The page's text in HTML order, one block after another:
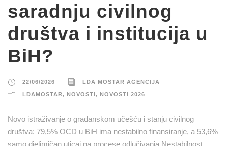
saradnju civilnog
društva i institucija u
BiH?
22/06/2026 LDA MOSTAR AGENCIJA
LDAMOSTAR, NOVOSTI, NOVOSTI 2026
Novo istraživanje o građanskom učešću i stanju civilnog
društva: 79,5% OCD u BiH ima nestabilno finansiranje, a 53,6%
samo djelimičan uticaj na procese odlučivanja Nestabilnost